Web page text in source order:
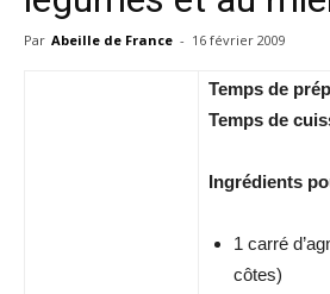
Par Abeille de France - 16 février 2009
Temps de
Temps de
Ingrédients
1 carré
côtes)